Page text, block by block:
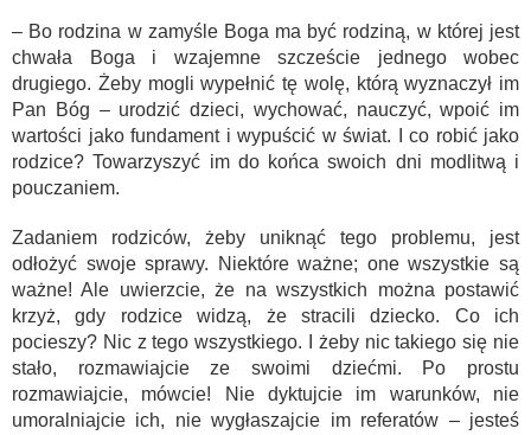
– Bo rodzina w zamyśle Boga ma być rodziną, w której jest
chwała Boga i wzajemne szczeście jednego wobec
drugiego. Żeby mogli wypełnić tę wolę, którą wyznaczył im
Pan Bóg – urodzić dzieci, wychować, nauczyć, wpoić im
wartości jako fundament i wypuścić w świat. I co robić jako
rodzice? Towarzyszyć im do końca swoich dni modlitwą i
pouczaniem.
Zadaniem rodziców, żeby uniknąć tego problemu, jest
odłożyć swoje sprawy. Niektóre ważne; one wszystkie są
ważne! Ale uwierzcie, że na wszystkich można postawić
krzyż, gdy rodzice widzą, że stracili dziecko. Co ich
pocieszy? Nic z tego wszystkiego. I żeby nic takiego się nie
stało, rozmawiajcie ze swoimi dziećmi. Po prostu
rozmawiajcie, mówcie! Nie dyktujcie im warunków, nie
umoralniajcie ich, nie wygłaszajcie im referatów – jesteś